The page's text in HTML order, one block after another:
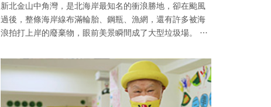
新北金山中角灣，是北海岸最知名的衝浪勝地，卻在颱風
過後，整條海岸線布滿輪胎、鋼瓶、漁網，還有許多被海
浪拍打上岸的廢棄物，眼前美景瞬間成了大型垃圾場。 在